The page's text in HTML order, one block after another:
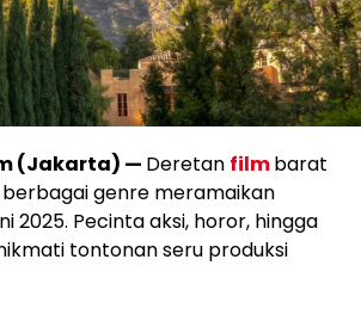
(Jakarta) — Deretan filmbarat
genre meramaikan
2025. Pecinta aksi, horor, hingga
tontonan seru produksi